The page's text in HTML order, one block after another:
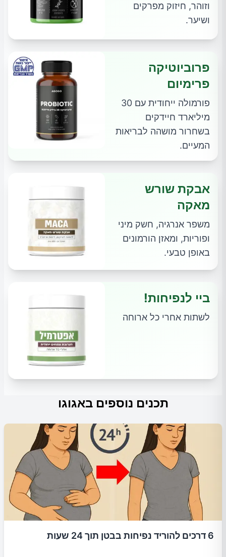
וזוהר, חיזוק מפרקים
ושיער.
פרוביוטיקה
פרימיום
פורמולה ייחודית עם 30
מיליארד חיידקים
בשחרור מושהה לבריאות
המעיים.
אבקת שורש
מאקה
משפר אנרגיה, חשק מיני
ופוריות, ומאזן הורמונים
באופן טבעי.
ביי לנפיחות!
לשתות אחרי כל ארוחה
תכנים נוספים באגוגו
6 דרכים להוריד נפיחות בבטן תוך 24 שעות